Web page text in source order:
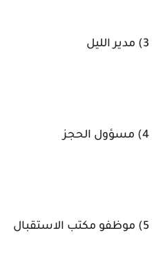
3) مدير الليل
4) مسؤول الحجز
5) موظفو مكتب الاستقبال